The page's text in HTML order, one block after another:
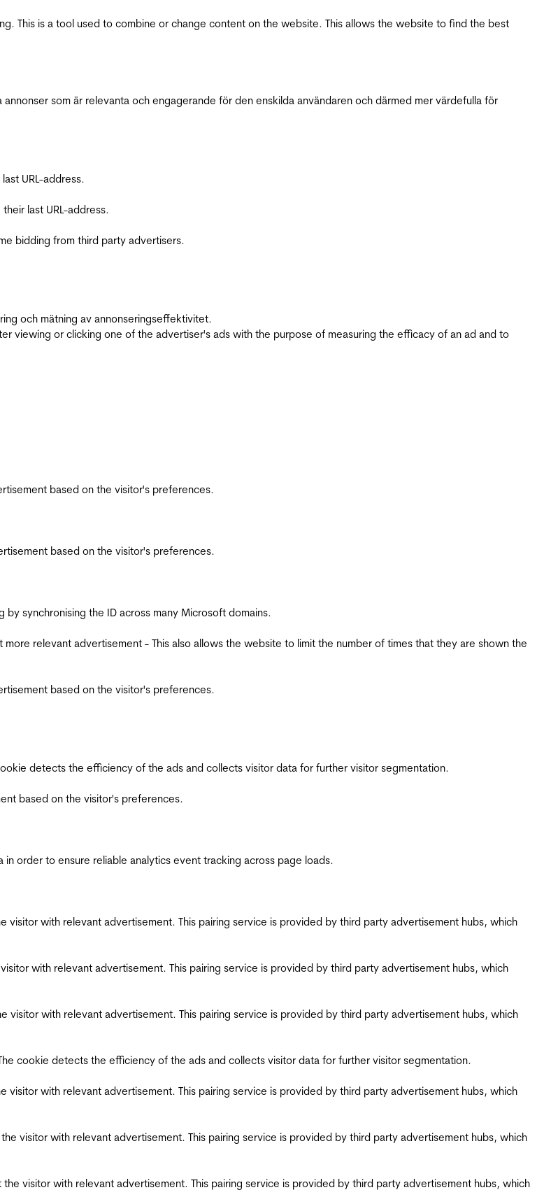
This is a tool used to combine or change content on the website. This allows the website to find the best
som är relevanta och engagerande för den enskilda användaren och därmed mer värdefulla för
URL-address.
last URL-address.
bidding from third party advertisers.
och mätning av annonseringseffektivitet.
viewing or clicking one of the advertiser's ads with the purpose of measuring the efficacy of an ad and to
based on the visitor's preferences.
based on the visitor's preferences.
synchronising the ID across many Microsoft domains.
relevant advertisement - This also allows the website to limit the number of times that they are shown the
based on the visitor's preferences.
detects the efficiency of the ads and collects visitor data for further visitor segmentation.
based on the visitor's preferences.
order to ensure reliable analytics event tracking across page loads.
with relevant advertisement. This pairing service is provided by third party advertisement hubs, which
with relevant advertisement. This pairing service is provided by third party advertisement hubs, which
with relevant advertisement. This pairing service is provided by third party advertisement hubs, which
cookie detects the efficiency of the ads and collects visitor data for further visitor segmentation.
with relevant advertisement. This pairing service is provided by third party advertisement hubs, which
visitor with relevant advertisement. This pairing service is provided by third party advertisement hubs, which
visitor with relevant advertisement. This pairing service is provided by third party advertisement hubs, which